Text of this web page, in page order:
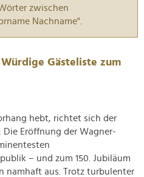
zwischen
Nachname".
Gästeliste zum
hebt, richtet sich der
Eröffnung der Wagner-
– und zum 150. Jubiläum
namhaft aus. Trotz turbulenter